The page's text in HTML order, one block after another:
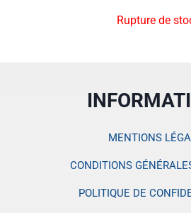
Rupture de
MENTIONS
CONDITIONS
POLITIQUE DE